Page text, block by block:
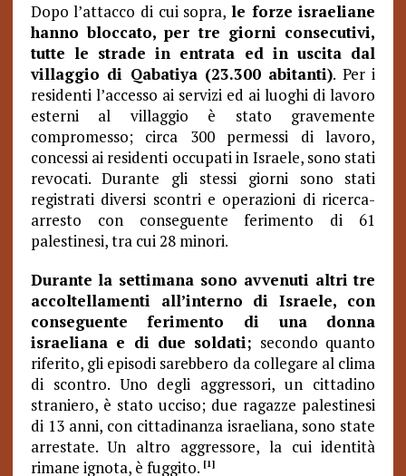
Dopo l’attacco di cui sopra,le forze israeliane
hanno bloccato, per tre giorni consecutivi,
tutte le strade in entrata ed in uscita dal
villaggio di Qabatiya (23.300 abitanti). Per i
residenti l’accesso ai servizi ed ai luoghi di lavoro
esterni al villaggio è stato gravemente
compromesso; circa 300 permessi di lavoro,
concessi ai residenti occupati in Israele, sono stati
revocati. Durante gli stessi giorni sono stati
registrati diversi scontri e operazioni di ricerca-
arresto con conseguente ferimento di 61
palestinesi, tra cui 28 minori.
Durante la settimana sono avvenuti altri tre
accoltellamenti all’interno di Israele, con
conseguente ferimento di una donna
israeliana e di due soldati; secondo quanto
riferito, gli episodi sarebbero da collegare al clima
di scontro. Uno degli aggressori, un cittadino
straniero, è stato ucciso; due ragazze palestinesi
di 13 anni, con cittadinanza israeliana, sono state
arrestate. Un altro aggressore, la cui identità
rimane ignota, è fuggito. [1]